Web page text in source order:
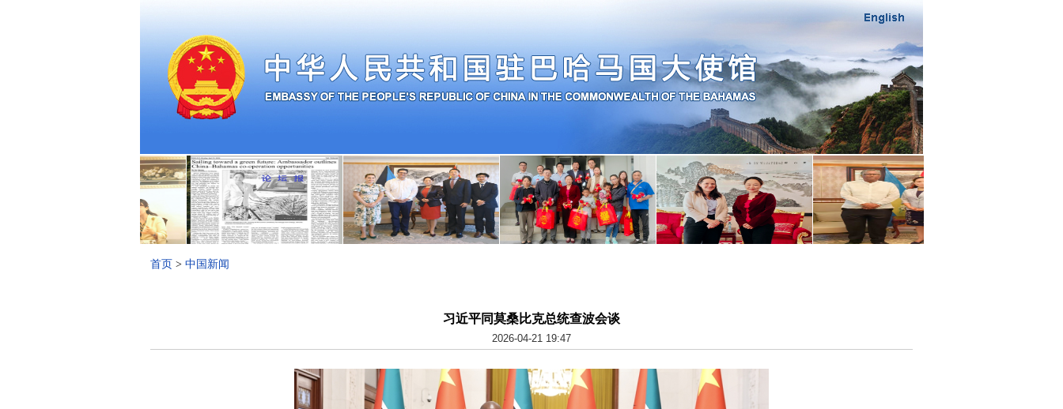
首页 > 中国新闻
习近平同莫桑比克总统查波会谈
2026-04-21 19:47